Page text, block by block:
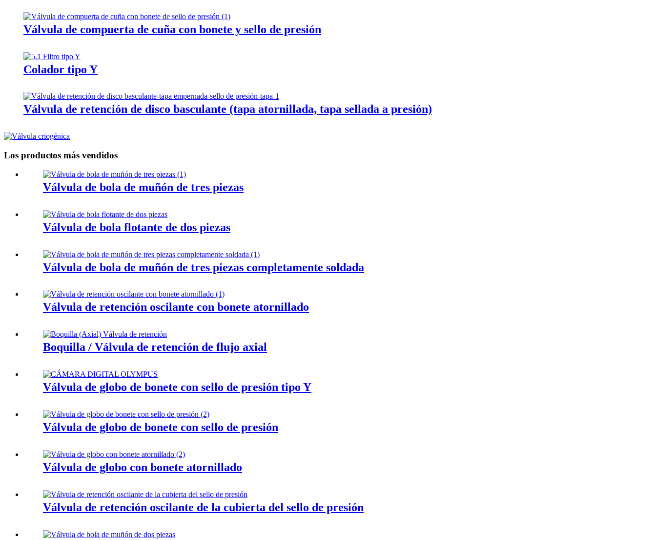
Válvula de compuerta de cuña con bonete y sello de presión
Colador tipo Y
Válvula de retención de disco basculante (tapa atornillada, tapa sellada a presión)
Los productos más vendidos
Válvula de bola de muñón de tres piezas
Válvula de bola flotante de dos piezas
Válvula de bola de muñón de tres piezas completamente soldada
Válvula de retención oscilante con bonete atornillado
Boquilla / Válvula de retención de flujo axial
Válvula de globo de bonete con sello de presión tipo Y
Válvula de globo de bonete con sello de presión
Válvula de globo con bonete atornillado
Válvula de retención oscilante de la cubierta del sello de presión